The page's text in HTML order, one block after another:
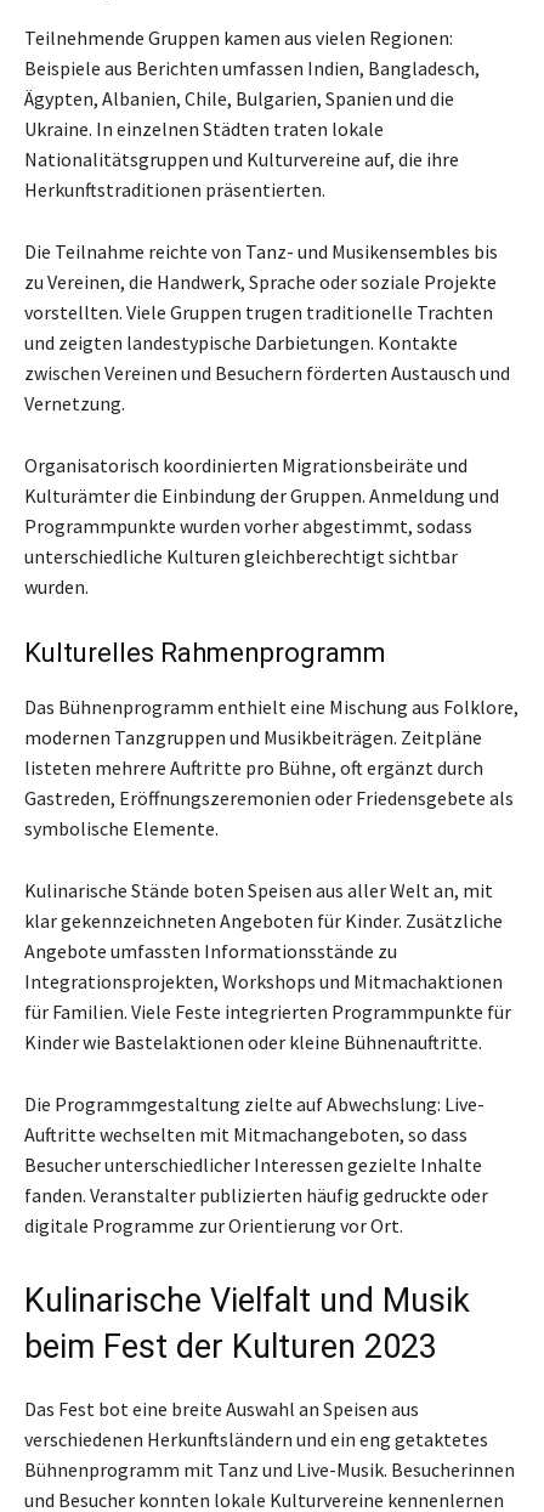
Teilnehmende Gruppen kamen aus vielen Regionen:
Beispiele aus Berichten umfassen Indien, Bangladesch,
Ägypten, Albanien, Chile, Bulgarien, Spanien und die
Ukraine. In einzelnen Städten traten lokale
Nationalitätsgruppen und Kulturvereine auf, die ihre
Herkunftstraditionen präsentierten.
Die Teilnahme reichte von Tanz- und Musikensembles bis
zu Vereinen, die Handwerk, Sprache oder soziale Projekte
vorstellten. Viele Gruppen trugen traditionelle Trachten
und zeigten landestypische Darbietungen. Kontakte
zwischen Vereinen und Besuchern förderten Austausch und
Vernetzung.
Organisatorisch koordinierten Migrationsbeiräte und
Kulturämter die Einbindung der Gruppen. Anmeldung und
Programmpunkte wurden vorher abgestimmt, sodass
unterschiedliche Kulturen gleichberechtigt sichtbar
wurden.
Kulturelles Rahmenprogramm
Das Bühnenprogramm enthielt eine Mischung aus Folklore,
modernen Tanzgruppen und Musikbeiträgen. Zeitpläne
listeten mehrere Auftritte pro Bühne, oft ergänzt durch
Gastreden, Eröffnungszeremonien oder Friedensgebete als
symbolische Elemente.
Kulinarische Stände boten Speisen aus aller Welt an, mit
klar gekennzeichneten Angeboten für Kinder. Zusätzliche
Angebote umfassten Informationsstände zu
Integrationsprojekten, Workshops und Mitmachaktionen
für Familien. Viele Feste integrierten Programmpunkte für
Kinder wie Bastelaktionen oder kleine Bühnenauftritte.
Die Programmgestaltung zielte auf Abwechslung: Live-
Auftritte wechselten mit Mitmachangeboten, so dass
Besucher unterschiedlicher Interessen gezielte Inhalte
fanden. Veranstalter publizierten häufig gedruckte oder
digitale Programme zur Orientierung vor Ort.
Kulinarische Vielfalt und Musik
beim Fest der Kulturen 2023
Das Fest bot eine breite Auswahl an Speisen aus
verschiedenen Herkunftsländern und ein eng getaktetes
Bühnenprogramm mit Tanz und Live-Musik. Besucherinnen
und Besucher konnten lokale Kulturvereine kennenlernen